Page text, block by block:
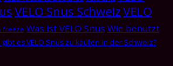
VELO Snus SchweizVELO
freeze Was ist VELO Snus Wie benutzt
gibt es VELO Snus zu kaufen in der Schweiz?